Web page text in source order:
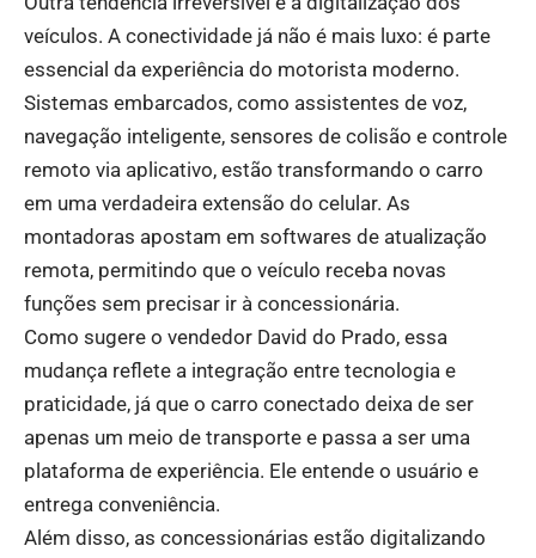
veículos. A conectividade já não é mais luxo: é parte
essencial da experiência do motorista moderno.
Sistemas embarcados, como assistentes de voz,
navegação inteligente, sensores de colisão e controle
remoto via aplicativo, estão transformando o carro
em uma verdadeira extensão do celular. As
montadoras apostam em softwares de atualização
remota, permitindo que o veículo receba novas
funções sem precisar ir à concessionária.
Como sugere o vendedor David do Prado, essa
mudança reflete a integração entre tecnologia e
praticidade, já que o carro conectado deixa de ser
apenas um meio de transporte e passa a ser uma
plataforma de experiência. Ele entende o usuário e
entrega conveniência.
Além disso, as concessionárias estão digitalizando